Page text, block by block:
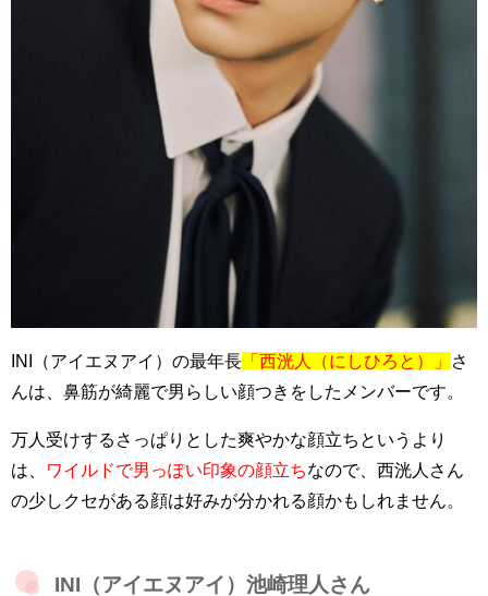
INI（アイエヌアイ）の最年長 「西洸人（にしひろと）」
さ
んは、鼻筋が綺麗で男らしい顔つきをしたメンバーです。
万人受けするさっぱりとした爽やかな顔立ちというより
は、
ワイルドで男っぽい印象の顔立ちなので、西洸人さん
の少しクセがある顔は好みが分かれる顔かもしれません。
INI（アイエヌアイ）池崎理人さん